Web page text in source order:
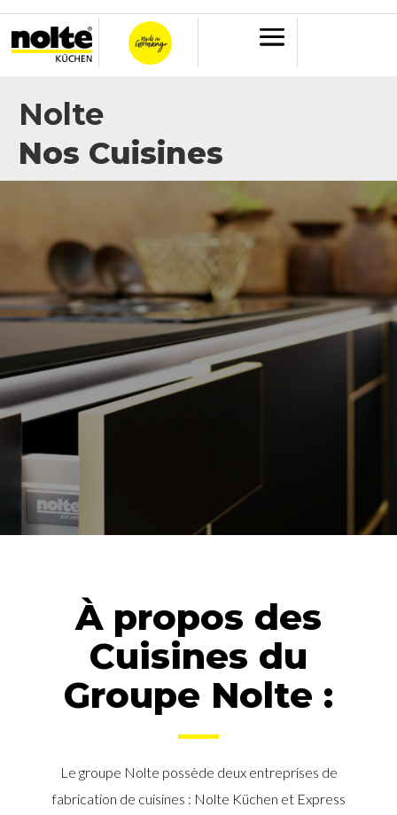
Nolte
Nos Cuisines
À propos des
Cuisines du
Groupe Nolte :
Le groupe Nolte possède deux entreprises de
fabrication de cuisines : Nolte Küchen et Express